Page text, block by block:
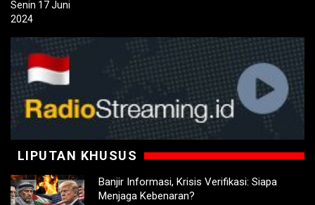
LIPUTAN KHUSUS
Banjir Informasi, Krisis Verifikasi: Siapa
Menjaga Kebenaran?